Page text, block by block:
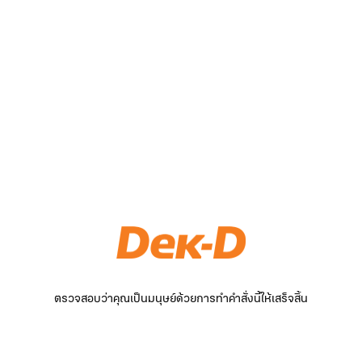
ตรวจสอบว่าคุณเป็นมนุษย์ด้วยการทำคำสั่งนี้ให้เสร็จสิ้น